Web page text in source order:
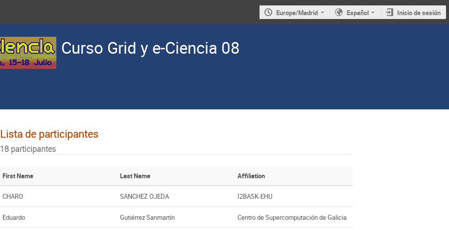
Europe/Madrid Español Inicio de sesión
Curso Grid y e-Ciencia 08
Lista de participantes
18 participantes
First Name Last Name Affiliation
CHARO SANCHEZ OJEDA I2BASK-EHU
Eduardo Gutiérrez Sanmartín Centro de Supercomputación de Galicia